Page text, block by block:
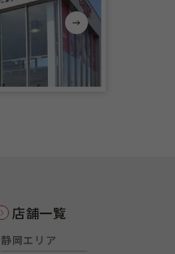
店舗一覧
静岡エリア